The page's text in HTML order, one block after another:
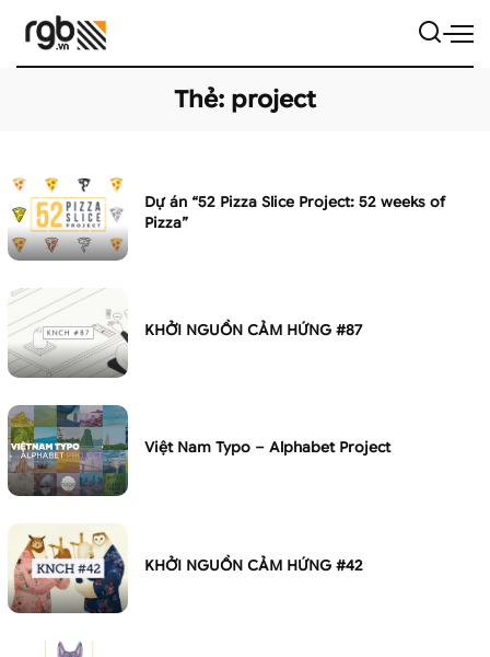
Thẻ: project
Dự án “52 Pizza Slice Project: 52 weeks of
Pizza”
KHỞI NGUỒN CẢM HỨNG #87
Việt Nam Typo – Alphabet Project
KHỞI NGUỒN CẢM HỨNG #42